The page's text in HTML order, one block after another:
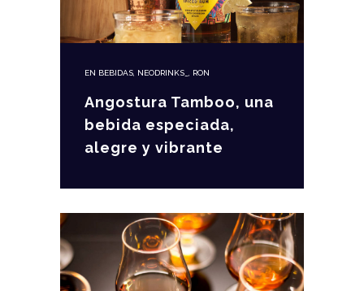
EN BEBIDAS NEODRINKS_ RON
Angostura Tamboo, una
bebida especiada,
alegre y vibrante